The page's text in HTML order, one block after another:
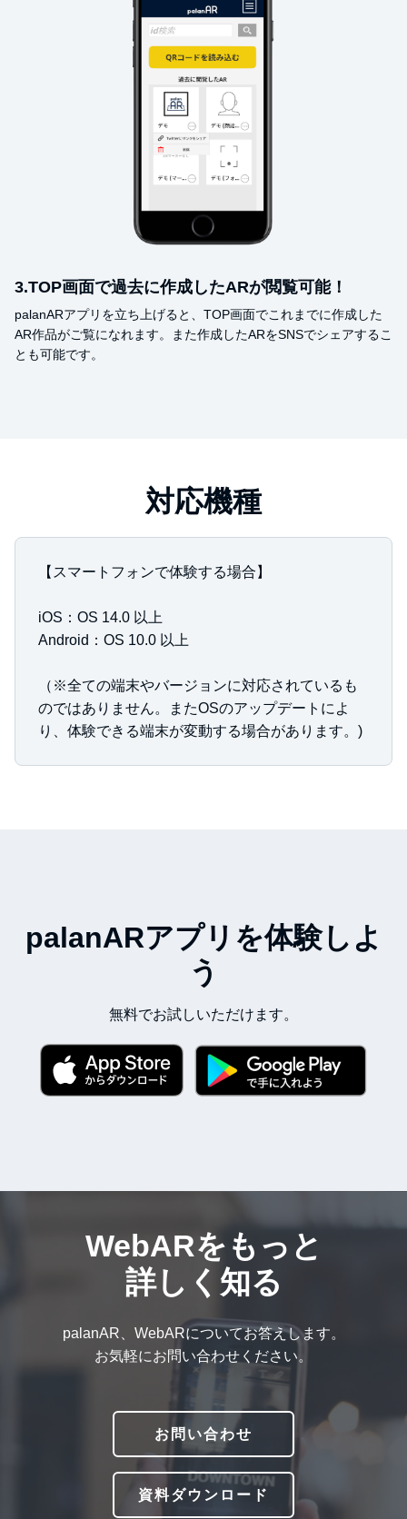
3.TOP画面で過去に作成したARが閲覧可能！
palanARアプリを立ち上げると、TOP画面でこれまでに作成した
AR作品がご覧になれます。また作成したARをSNSでシェアするこ
とも可能です。
対応機種
【スマートフォンで体験する場合】
iOS：OS 14.0 以上
Android：OS 10.0 以上
（※全ての端末やバージョンに対応されているも
のではありません。またOSのアップデートによ
り、体験できる端末が変動する場合があります。)
palanARアプリを体験しよ
う
無料でお試しいただけます。
WebARをもっと
詳しく知る
palanAR、WebARについてお答えします。
お気軽にお問い合わせください。
お問い合わせ
資料ダウンロード